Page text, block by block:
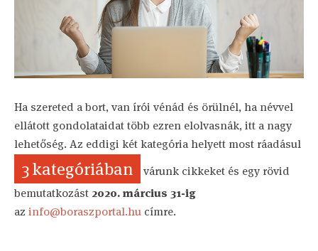
Ha szereted a bort, van írói vénád és örülnél, ha névvel
ellátott gondolataidat több ezren elolvasnák, itt a nagy
lehetőség. Az eddigi két kategória helyett most ráadásul
3 kategóriában
várunk cikkeket és egy rövid
bemutatkozást 2020. március 31-ig
az info@boraszportal.hu címre.